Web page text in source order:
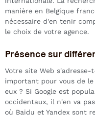
manière en Belgique
nécessaire d'en tenir
le choix de votre agence.
Présence sur
Votre site Web
important pour vous de
eux ? Si Google est
occidentaux, il n'en va
où Baidu et Yandex sont